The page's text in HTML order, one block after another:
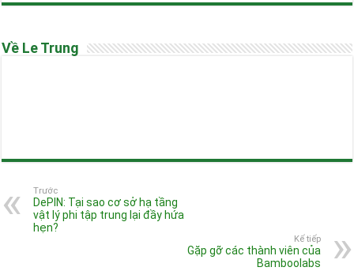
Về Le Trung
Trước
DePIN: Tại sao cơ sở hạ tầng
vật lý phi tập trung lại đầy hứa
hẹn?
Kế tiếp
Gặp gỡ các thành viên của
Bamboolabs